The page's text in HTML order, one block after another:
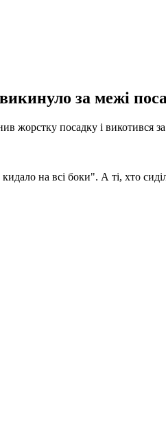
за межі
жорстку посадку і викотився
на всі боки". А ті, хто